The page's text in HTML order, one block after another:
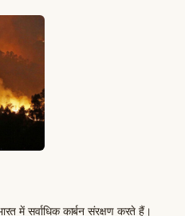
में सर्वाधिक कार्बन संरक्षण करते हैं।